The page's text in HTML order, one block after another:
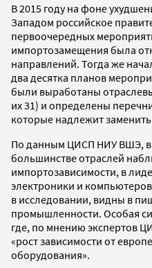
В 2015 году на фоне
Западом российское
первоочередных
импортозамещения была
направлений. Тогда же
два десятка планов
были выработаны
их 31) и определены
которые надлежит
По данным ЦИСП НИУ ВШЭ, в
большинстве отраслей
импортозависимости, в
электроники и
в исследовании, видны в
промышленности. Особая
где, по мнению экспертов
«рост зависимости от
оборудования».